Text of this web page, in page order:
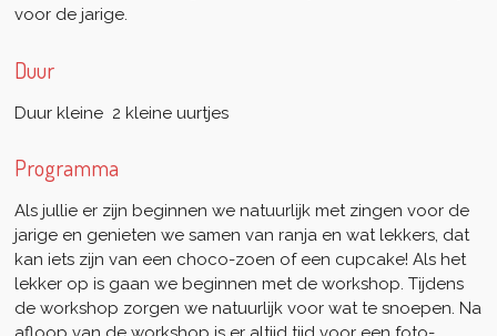
voor de jarige.
Duur
Duur kleine 2 kleine uurtjes
Programma
Als jullie er zijn beginnen we natuurlijk met zingen voor de
jarige en genieten we samen van ranja en wat lekkers, dat
kan iets zijn van een choco-zoen of een cupcake! Als het
lekker op is gaan we beginnen met de workshop. Tijdens
de workshop zorgen we natuurlijk voor wat te snoepen. Na